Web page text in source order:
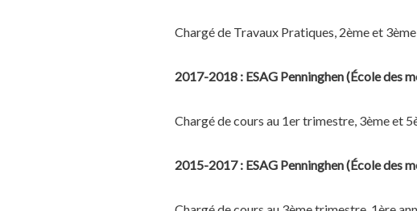
Chargé de Travaux Pratiques, 2ème et
2017-2018 : ESAG Penninghen (École des
Chargé de cours au 1er trimestre, 3ème et
2015-2017 : ESAG Penninghen (École des